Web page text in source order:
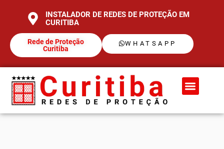
INSTALADOR DE REDES DE PROTEÇÃO EM
CURITIBA
Rede de Proteção
Curitiba
WHATSAPP